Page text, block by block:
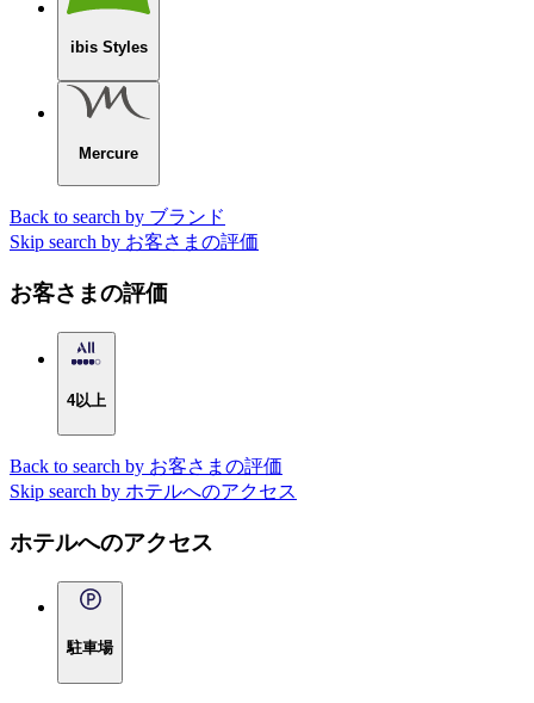
ibis Styles
Mercure
Back to search by ブランド
Skip search by お客さまの評価
お客さまの評価
4以上
Back to search by お客さまの評価
Skip search by ホテルへのアクセス
ホテルへのアクセス
駐車場